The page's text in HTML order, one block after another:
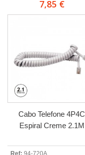
7,85 €
Cabo Telefone 4P4C
Espiral Creme 2.1M
Ref: 94-720A